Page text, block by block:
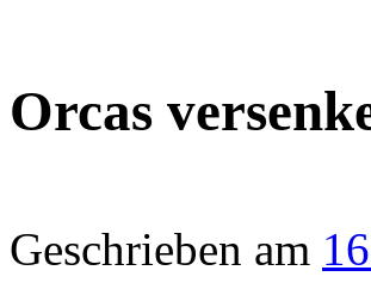
Orcas
Geschrieben am